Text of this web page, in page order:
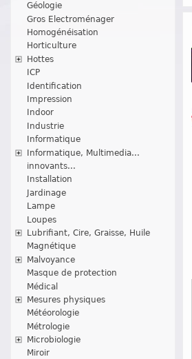
Géologie
Gros Electroménager
Homogénéisation
Horticulture
Hottes
ICP
Identification
Impression
Indoor
Industrie
Informatique
Informatique, Multimedia...
innovants...
Installation
Jardinage
Lampe
Loupes
Lubrifiant, Cire, Graisse, Huile
Magnétique
Malvoyance
Masque de protection
Médical
Mesures physiques
Météorologie
Métrologie
Microbiologie
Miroir